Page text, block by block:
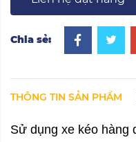
Chia sẻ:
THÔNG TIN SẢN PHẨM
Sử dụng xe kéo hàng